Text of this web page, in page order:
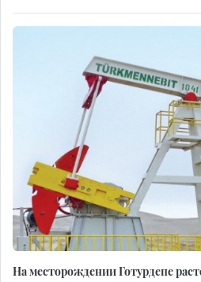
На месторождении Готурдепе